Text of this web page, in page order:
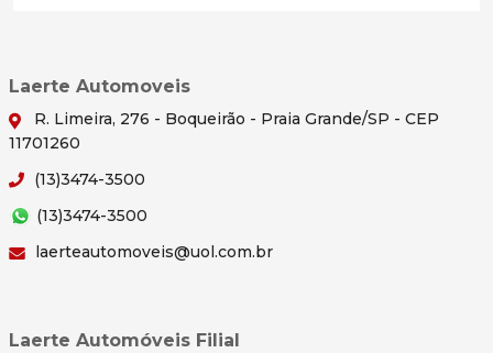
Laerte Automoveis
R. Limeira, 276 - Boqueirão - Praia Grande/SP - CEP
11701260
(13)3474-3500
(13)3474-3500
laerteautomoveis@uol.com.br
Laerte Automóveis Filial